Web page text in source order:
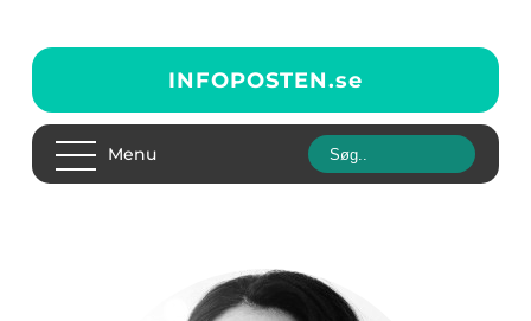
INFOPOSTEN.se
Menu